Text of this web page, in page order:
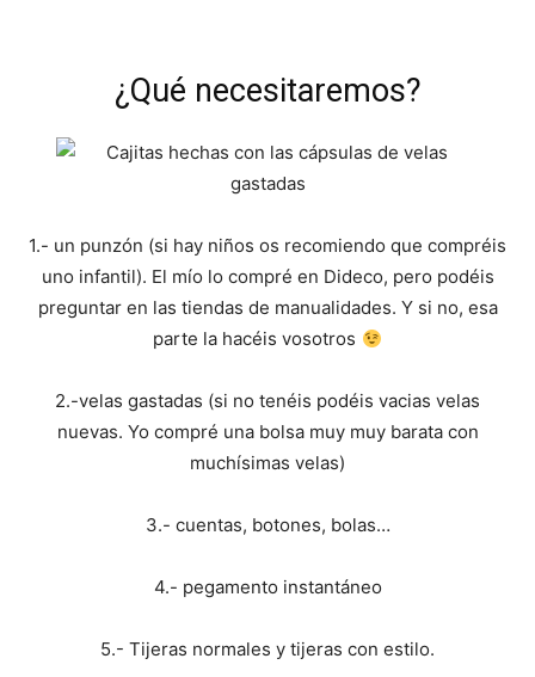
¿Qué necesitaremos?
1.- un punzón (si hay niños os recomiendo que compréis
uno infantil). El mío lo compré en Dideco, pero podéis
preguntar en las tiendas de manualidades. Y si no, esa
parte la hacéis vosotros
2.-velas gastadas (si no tenéis podéis vacias velas
nuevas. Yo compré una bolsa muy muy barata con
muchísimas velas)
3.- cuentas, botones, bolas…
4.- pegamento instantáneo
5.- Tijeras normales y tijeras con estilo.